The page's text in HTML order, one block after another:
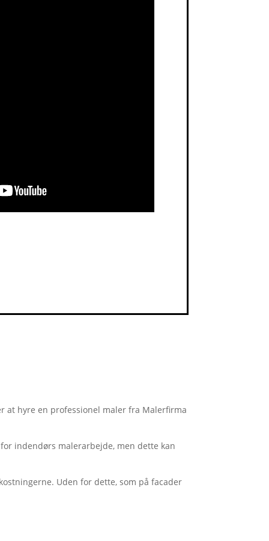
at hyre en professionel maler fra Malerfirma
indendørs malerarbejde, men dette kan
Uden for dette, som på facader